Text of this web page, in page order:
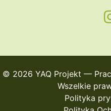
© 2026 YAQ Projekt —
Wszelkie
Polityka